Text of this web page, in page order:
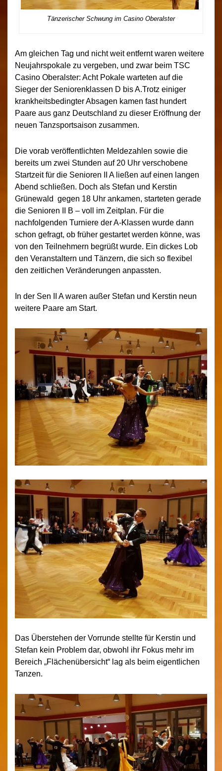
Tänzerischer Schwung im Casino Oberalster
Am gleichen Tag und nicht weit entfernt waren weitere
Neujahrspokale zu vergeben, und zwar beim TSC
Casino Oberalster: Acht Pokale warteten auf die
Sieger der Seniorenklassen D bis A.Trotz einiger
krankheitsbedingter Absagen kamen fast hundert
Paare aus ganz Deutschland zu dieser Eröffnung der
neuen Tanzsportsaison zusammen.
Die vorab veröffentlichten Meldezahlen sowie die
bereits um zwei Stunden auf 20 Uhr verschobene
Startzeit für die Senioren II A ließen auf einen langen
Abend schließen. Doch als Stefan und Kerstin
Grünewald gegen 18 Uhr ankamen, starteten gerade
die Senioren II B – voll im Zeitplan. Für die
nachfolgenden Turniere der A-Klassen wurde dann
schon gefragt, ob früher gestartet werden könne, was
von den Teilnehmern begrüßt wurde. Ein dickes Lob
den Veranstaltern und Tänzern, die sich so flexibel
den zeitlichen Veränderungen anpassten.
In der Sen II A waren außer Stefan und Kerstin neun
weitere Paare am Start.
Das Überstehen der Vorrunde stellte für Kerstin und
Stefan kein Problem dar, obwohl ihr Fokus mehr im
Bereich „Flächenübersicht“ lag als beim eigentlichen
Tanzen.